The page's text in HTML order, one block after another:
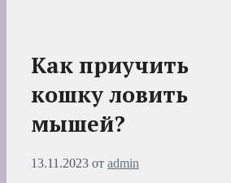
Как приучить
кошку ловить
мышей?
13.11.2023 от admin